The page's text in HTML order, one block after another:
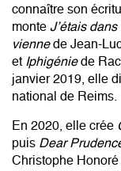
connaître son
monte J’étais
viennede Jean-
et Iphigéniede
janvier 2019, elle
national de Reims.
En 2020, elle crée
puis Dear
Christophe Honoré